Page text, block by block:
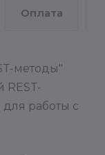
основе.
ошибок.
минимально
5.6.
Оплата
методы"
REST-
работы с